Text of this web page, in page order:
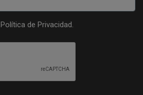
Política de Privacidad